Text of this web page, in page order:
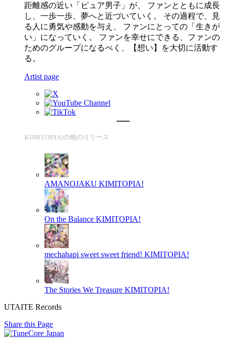
距離感の近い「ピュア男子」が、 ファンとともに成長
し、一歩一歩、夢へと近づいていく。 その過程で、見
る人に勇気や感動を与え、 ファンにとっての「生きが
い」になっていく。 ファンを幸せにできる、ファンの
ためのグループになるべく、【想い】を大切に活動す
る。
Artist page
KIMITOPIA!の他のリリース
AMANOJAKU KIMITOPIA!
On the Balance KIMITOPIA!
mechahapi sweet sweet friend! KIMITOPIA!
The Stories We Treasure KIMITOPIA!
UTAITE Records
Share this Page